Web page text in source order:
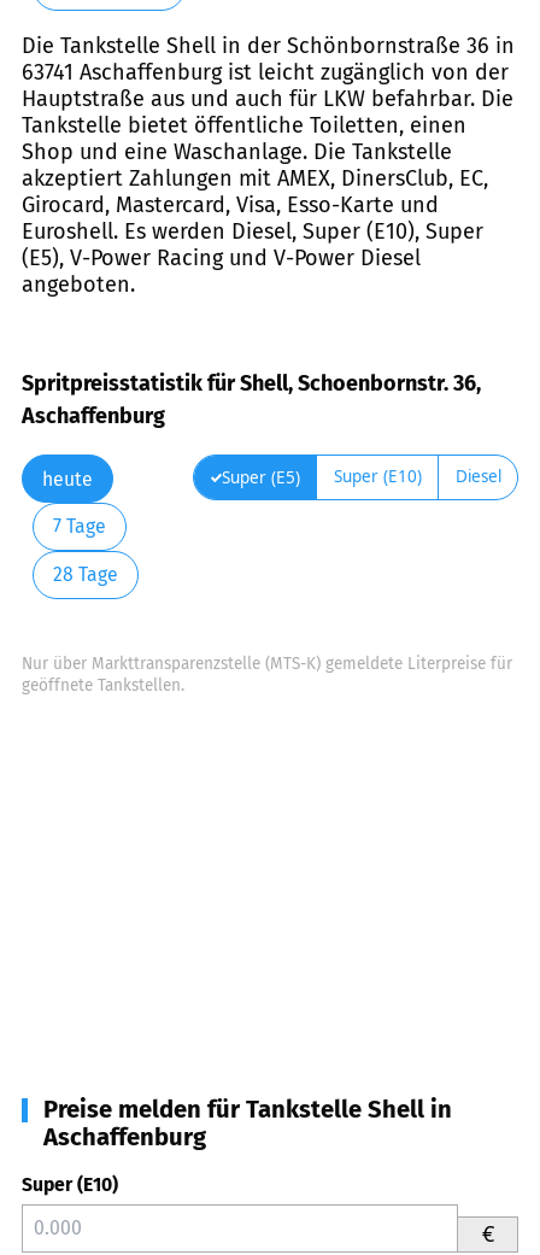
Die Tankstelle Shell in der Schönbornstraße 36 in
63741 Aschaffenburg ist leicht zugänglich von der
Hauptstraße aus und auch für LKW befahrbar. Die
Tankstelle bietet öffentliche Toiletten, einen
Shop und eine Waschanlage. Die Tankstelle
akzeptiert Zahlungen mit AMEX, DinersClub, EC,
Girocard, Mastercard, Visa, Esso-Karte und
Euroshell. Es werden Diesel, Super (E10), Super
(E5), V-Power Racing und V-Power Diesel
angeboten.
Spritpreisstatistik für Shell, Schoenbornstr. 36,
Aschaffenburg
heute
7 Tage
28 Tage
Super (E5) Super (E10) Diesel
Nur über Markttransparenzstelle (MTS-K) gemeldete Literpreise für
geöffnete Tankstellen.
Preise melden für Tankstelle Shell in
Aschaffenburg
Super (E10)
€